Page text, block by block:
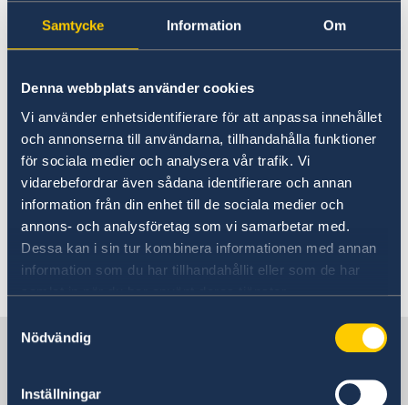
Samtycke Information Om
Denna webbplats använder cookies
Vi använder enhetsidentifierare för att anpassa innehållet
och annonserna till användarna, tillhandahålla funktioner
för sociala medier och analysera vår trafik. Vi
vidarebefordrar även sådana identifierare och annan
information från din enhet till de sociala medier och
annons- och analysföretag som vi samarbetar med.
Dessa kan i sin tur kombinera informationen med annan
information som du har tillhandahållit eller som de har
samlat in när du har använt deras tjänster.
Nödvändig
Inställningar
Om ditt företag har upplevt ett handelshinder i
Qatar är du välkommen att höra av dig till oss.
Datum
Namn/företag
Bransch
Kort beskrivning av problemet
Kontaktuppgifter hittar du i sidfoten.
Senast uppdaterad 18 dec. 2025, 12.01
Sverige i Qatar, Doha